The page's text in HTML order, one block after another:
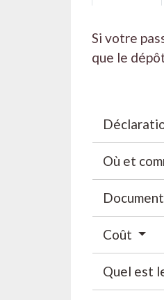
Si votre
que le
Où et
Coût
Quel est